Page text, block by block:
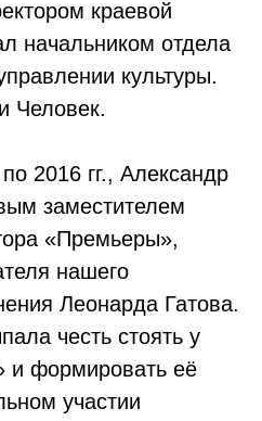
краевой
начальником отдела
культуры.
Человек.
2016 гг., Александр
заместителем
«Премьеры»,
нашего
Леонарда Гатова.
честь стоять у
и формировать её
участии